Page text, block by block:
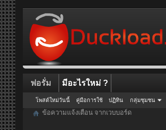
ฟอรั่ม
โพสต์ใหม่วันนี้ คู่มือการใช้ ปฏิทิน กลุ่มชุมชน
มีอะไรใหม่ ?
ข้อความแจ้งเตือน จากเวบบอร์ด